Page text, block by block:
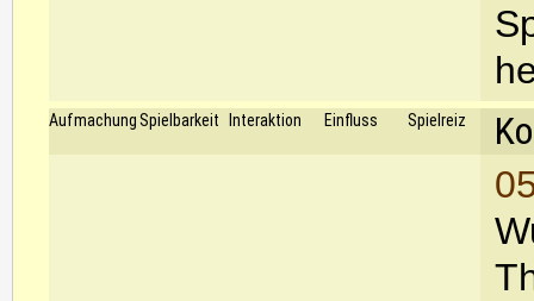
Aufmachung Spielbarkeit Interaktion Einfluss Spielreiz